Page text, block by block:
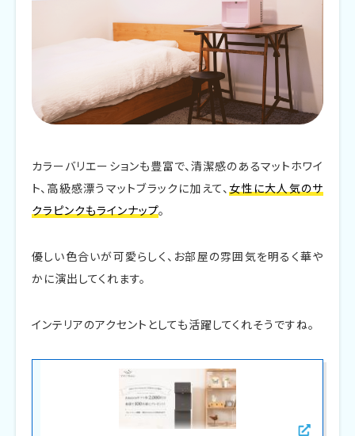
カラーバリエーションも豊富で、清潔感のあるマットホワイ
ト、高級感漂うマットブラックに加えて、 女性に大人気のサ
クラピンクもラインナップ。
優しい色合いが可愛らしく、お部屋の雰囲気を明るく華や
かに演出してくれます。
インテリアのアクセントとしても活躍してくれそうですね。